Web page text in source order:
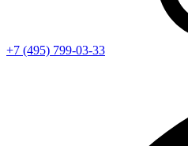
+7 (495) 799-03-33